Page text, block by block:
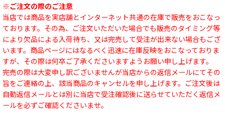
※ご注文の際のご注意
当店では商品を実店舗とインターネット共通の在庫で販売をおこなっ
ております。その為、ご注文いただいた場合でも販売のタイミング等
により欠品による入荷待ち、又は完売して受注が出来ない場合もござ
います。商品ページにはなるべく迅速に在庫反映をおこなっておりま
すが、その際は何卒ご了承くださいますようお願い申し上げます。
完売の際は大変申し訳ございませんが当店からの返信メールにてその
旨をご連絡の上、該当商品のキャンセルを申し上げます。ご注文後は
自動返信メールとは別に当店で受注確認後に送らせていただく返信メ
ールを必ずご確認くださいませ。